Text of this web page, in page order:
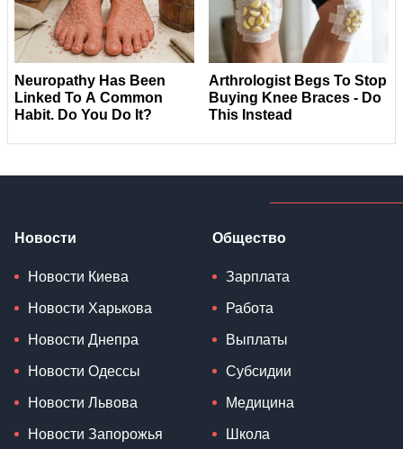
Новости
Новости Киева
Новости Харькова
Новости Днепра
Новости Одессы
Новости Львова
Новости Запорожья
Общество
Зарплата
Работа
Выплаты
Субсидии
Медицина
Школа